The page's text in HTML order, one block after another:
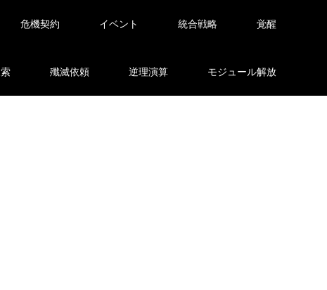
危機契約 イベント 統合戦略 覚醒
殲滅依頼 逆理演算 モジュール解放